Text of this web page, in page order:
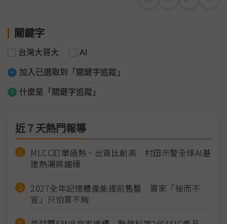
關鍵字
台灣大哥大 AI
加入已選取到「關鍵字追蹤」
什麼是「關鍵字追蹤」
近７天熱門報導
MLCC訂單過熱、出貨比創高 村田示警全球AI基
建熱潮將趨緩
2027全年記憶體產能提前售罄 買家「祕而不
宣」只怕買不夠